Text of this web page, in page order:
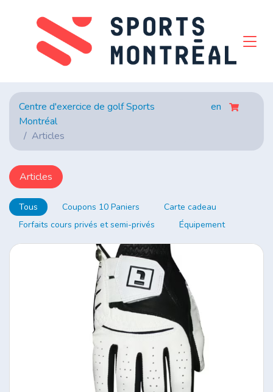
Centre d'exercice de golf Sports
Montréal
Articles
en
Articles
Tous Coupons 10 Paniers
Carte cadeau
Forfaits cours privés et semi-privés
Équipement